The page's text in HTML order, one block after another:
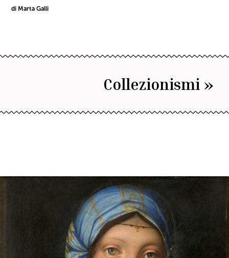
di Marta Galli
Collezionismi »